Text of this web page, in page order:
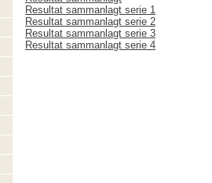
Resultat sammanlagt serie 1
Resultat sammanlagt serie 2
Resultat sammanlagt serie 3
Resultat sammanlagt serie 4